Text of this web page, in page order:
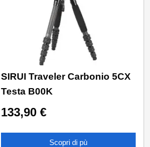
SIRUI Traveler Carbonio 5CX
Testa B00K
133,90 €
Scopri di pù